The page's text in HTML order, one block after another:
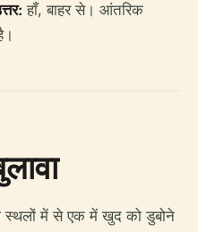
हाँ, बाहर से। आंतरिक
स्थलों में से एक में खुद को डुबोने